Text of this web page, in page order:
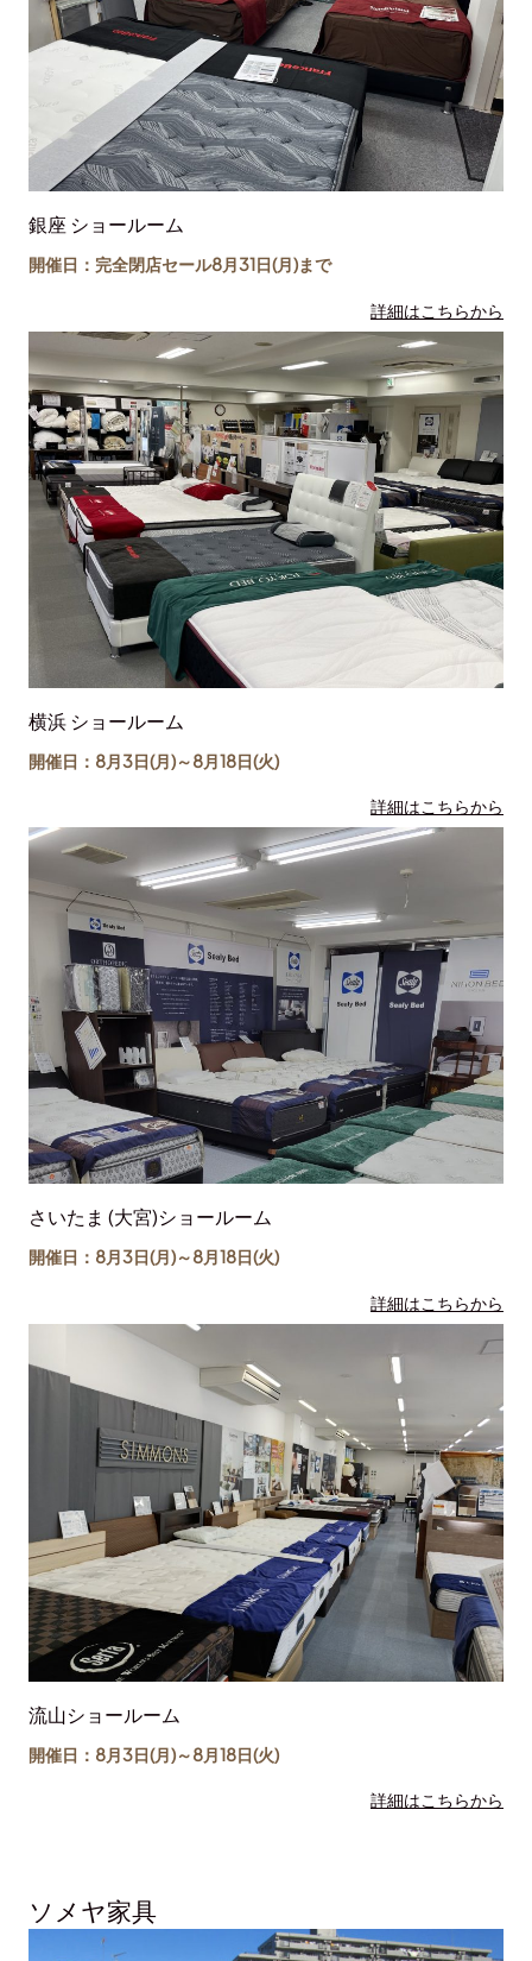
銀座 ショールーム
開催日：完全閉店セール8月31日(月)まで
詳細はこちらから
横浜 ショールーム
開催日：8月3日(月)～8月18日(火)
詳細はこちらから
さいたま (大宮)ショールーム
開催日：8月3日(月)～8月18日(火)
詳細はこちらから
流山ショールーム
開催日：8月3日(月)～8月18日(火)
詳細はこちらから
ソメヤ家具